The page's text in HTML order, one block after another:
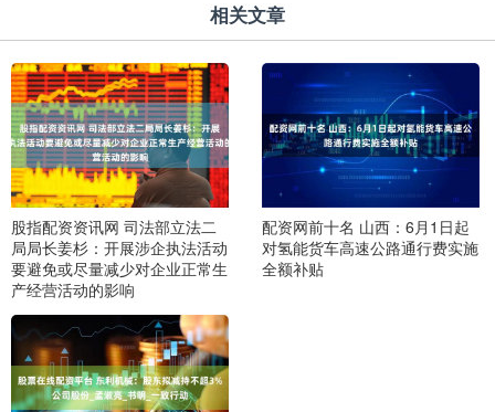
相关文章
股指配资资讯网 司法部立法二
局局长姜杉：开展涉企执法活动
要避免或尽量减少对企业正常生
产经营活动的影响
配资网前十名 山西：6月1日起
对氢能货车高速公路通行费实施
全额补贴